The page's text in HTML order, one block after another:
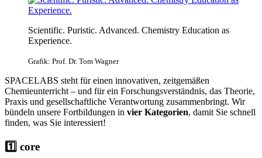
Scientific. Puristic. Advanced. Chemistry Education as
Experience.
Grafik: Prof. Dr. Tom Wagner
SPACELABS steht für einen innovativen, zeitgemäßen
Chemieunterricht – und für ein Forschungsverständnis, das Theorie,
Praxis und gesellschaftliche Verantwortung zusammenbringt. Wir
bündeln unsere Fortbildungen in vier Kategorien, damit Sie schnell
finden, was Sie interessiert!
1️⃣ core